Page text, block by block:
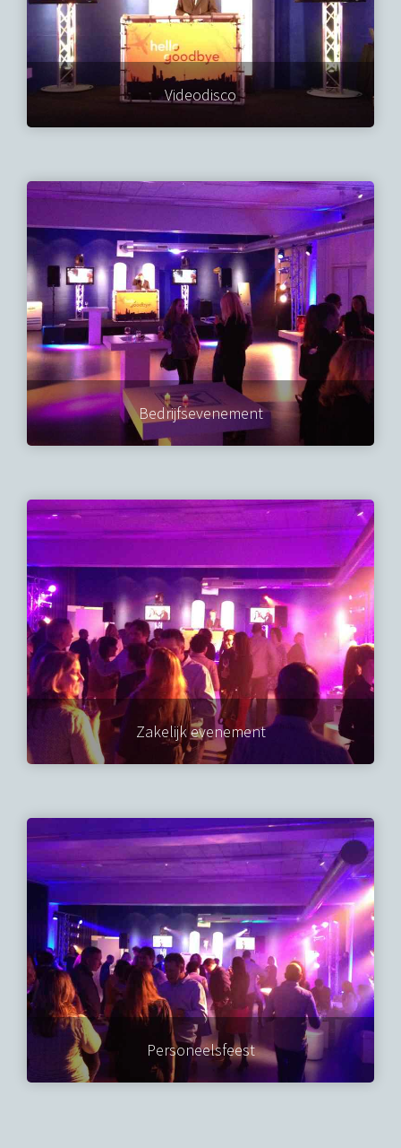
Videodisco
Bedrijfsevenement
Zakelijk evenement
Personeelsfeest